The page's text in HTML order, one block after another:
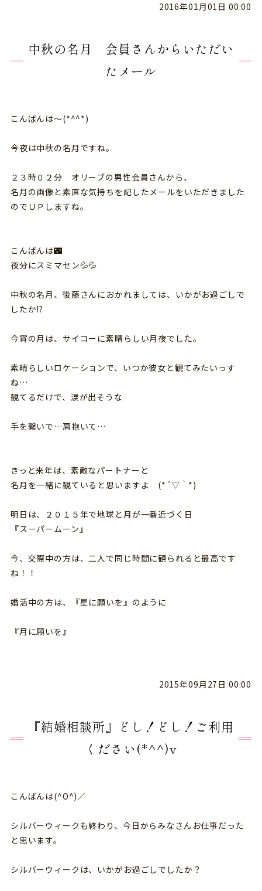
2016年01月01日 00:00
中秋の名月 会員さんからいただい
たメール
こんばんは～(*^^*)
今夜は中秋の名月ですね。
２３時０２分 オリーブの男性会員さんから、
名月の画像と素直な気持ちを記したメールをいただきました
のでＵＰしますね。
こんばんは🌃
夜分にスミマセン💦💦
中秋の名月、後藤さんにおかれましては、いかがお過ごしで
したか⁉
今宵の月は、サイコーに素晴らしい月夜でした。
素晴らしいロケーションで、いつか彼女と観てみたいっす
ね…
観てるだけで、涙が出そうな
手を繋いで…肩抱いて…
きっと来年は、素敵なパートナーと
名月を一緒に観ていると思いますよ (*´▽｀*)
明日は、２０１５年で地球と月が一番近づく日
『スーパームーン』
今、交際中の方は、二人で同じ時間に観られると最高です
ね！！
婚活中の方は、『星に願いを』のように
『月に願いを』
2015年09月27日 00:00
『結婚相談所』どし！どし！ご利用
ください(*^^)v
こんばんは(^O^)／
シルバーウィークも終わり、今日からみなさんお仕事だった
と思います。
シルバーウィークは、いかがお過ごしでしたか？